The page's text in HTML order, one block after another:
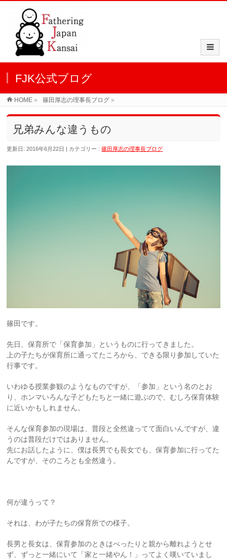
FJK公式ブログ
HOME » 篠田厚志の理事長ブログ »
兄弟みんな違うもの
更新日: 2016年6月22日 カテゴリー :篠田厚志の理事長ブログ
篠田です。
先日、保育所で「保育参加」というものに行ってきました。
上の子たちが保育所に通ってたころから、できる限り参加していた
行事です。
いわゆる授業参観のようなものですが、「参加」という名のとお
り、ホンマいろんな子どもたちと一緒に遊ぶので、むしろ保育体験
に近いかもしれません。
そんな保育参加の現場は、普段と全然違ってて面白いんですが、違
うのは普段だけではありません。
先にお話したように、僕は長男でも長女でも、保育参加に行ってた
んですが、そのころとも全然違う。
何が違うって？
それは、わが子たちの保育所での様子。
長男と長女は、保育参加のときはべったりと親から離れようとせ
ず、ずっと一緒にいて「家と一緒やん！」ってよく嘆いていまし